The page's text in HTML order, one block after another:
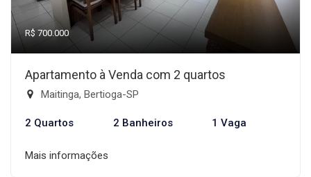
R$ 700.000
Apartamento à Venda com 2 quartos
Maitinga, Bertioga-SP
2 Quartos 2 Banheiros 1 Vaga
Mais informações